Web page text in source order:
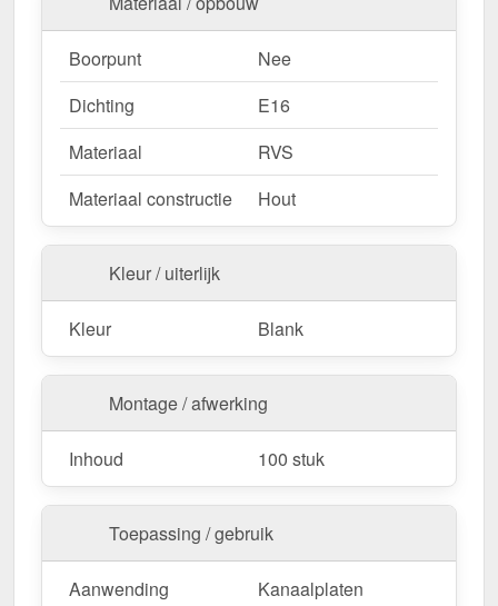
Boorpunt
Nee
Dichting
E16
Materiaal
RVS
Materiaal constructie
Hout
Kleur / uiterlijk
Kleur Blank
Montage / afwerking
Inhoud 100 stuk
Toepassing / gebruik
Aanwending
Kanaalplaten